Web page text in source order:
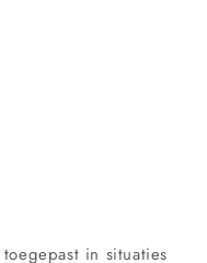
in situaties